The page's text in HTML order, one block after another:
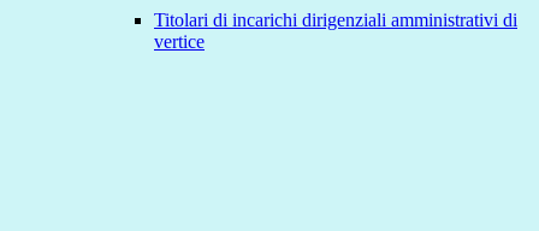
Titolari di incarichi dirigenziali amministrativi di
vertice